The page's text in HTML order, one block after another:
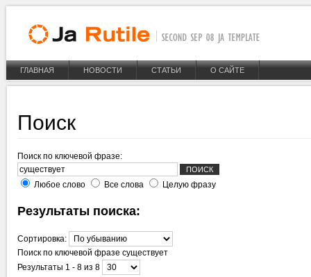
ГЛАВНАЯ НОВОСТИ СТАТЬИ О САЙТЕ
Поиск
Поиск по ключевой фразе:
Любое слово Все слова Целую фразу
Результаты поиска:
Сортировка:
Поиск по ключевой фразе существует
Результаты 1 - 8 из 8